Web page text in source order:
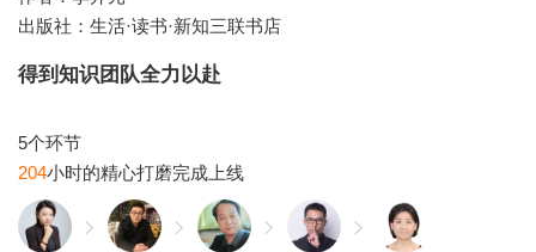
得到知识团队全力以赴
204